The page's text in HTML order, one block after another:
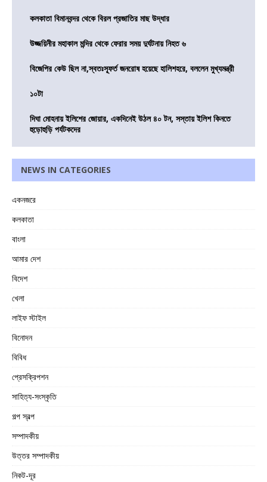
কলকাতা বিমানবন্দর থেকে বিরল প্রজাতির মাছ উদ্ধার
উজ্জয়িনীর মহাকাল মন্দির থেকে ফেরার সময় দুর্ঘটনায় নিহত ৬
বিজেপির কেউ ছিল না,স্বতঃস্ফূর্ত জনরোষ হয়েছে হালিশহরে, বললেন মুখ্যমন্ত্রী
১০টা
দিঘা মোহনায় ইলিশের জোয়ার, একদিনেই উঠল ৪০ টন, সস্তায় ইলিশ কিনতে
হুড়োহুড়ি পর্যটকদের
NEWS IN CATEGORIES
একনজরে
কলকাতা
বাংলা
আমার দেশ
বিদেশ
খেলা
লাইফ স্টাইল
বিনোদন
বিবিধ
প্রেসক্রিপশন
সাহিত্য-সংস্কৃতি
গল্প স্বল্প
সম্পাদকীয়
উত্তর সম্পাদকীয়
নিকট-দূর